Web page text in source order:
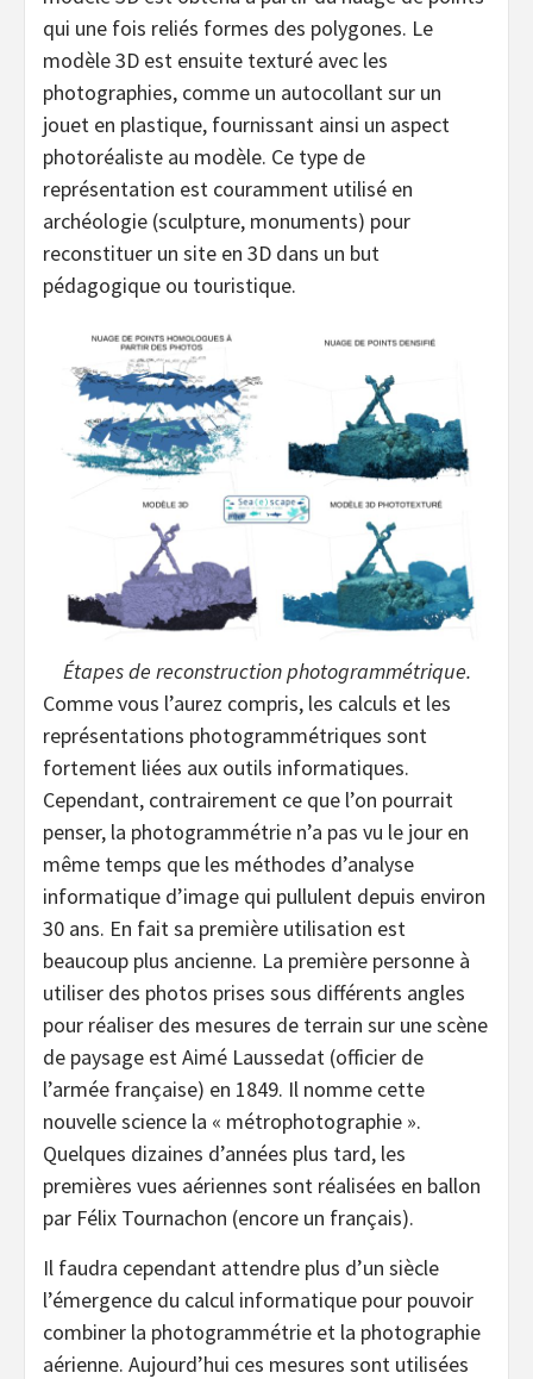
qui une fois reliés formes des polygones. Le
modèle 3D est ensuite texturé avec les
photographies, comme un autocollant sur un
jouet en plastique, fournissant ainsi un aspect
photoréaliste au modèle. Ce type de
représentation est couramment utilisé en
archéologie (sculpture, monuments) pour
reconstituer un site en 3D dans un but
pédagogique ou touristique.
Étapes de reconstruction photogrammétrique.
Comme vous l’aurez compris, les calculs et les
représentations photogrammétriques sont
fortement liées aux outils informatiques.
Cependant, contrairement ce que l’on pourrait
penser, la photogrammétrie n’a pas vu le jour en
même temps que les méthodes d’analyse
informatique d’image qui pullulent depuis environ
30 ans. En fait sa première utilisation est
beaucoup plus ancienne. La première personne à
utiliser des photos prises sous différents angles
pour réaliser des mesures de terrain sur une scène
de paysage est Aimé Laussedat (officier de
l’armée française) en 1849. Il nomme cette
nouvelle science la « métrophotographie ».
Quelques dizaines d’années plus tard, les
premières vues aériennes sont réalisées en ballon
par Félix Tournachon (encore un français).
Il faudra cependant attendre plus d’un siècle
l’émergence du calcul informatique pour pouvoir
combiner la photogrammétrie et la photographie
aérienne. Aujourd’hui ces mesures sont utilisées